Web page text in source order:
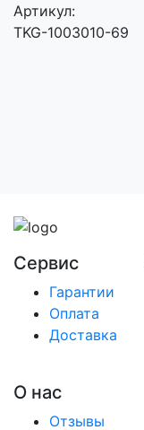
Артикул:
TKG-1003010-69
Сервис
Гарантии
Оплата
Доставка
О нас
Отзывы